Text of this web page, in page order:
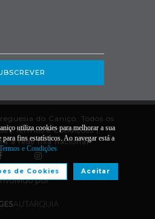
do Caniço. Todos os
|Termos e Condições|*
a rede fixa nacional.
por:
utiliza cookies para melhorar a sua
para fins estatísticos. Ao navegar está a
e Condições
Aceitar
de Cookies